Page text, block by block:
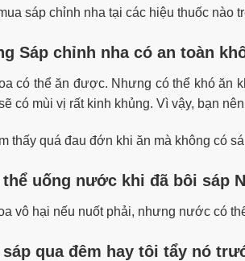
sáp chỉnh nha tại các hiệu thuốc nào
Sáp chỉnh nha có an toàn
có thể ăn được. Nhưng có thể khó ăn
có mùi vị rất kinh khủng. Vì vậy, bạn
thấy quá đau đớn khi ăn mà không có
uống nước khi đã bôi sáp
vô hại nếu nuốt phải, nhưng nước có
sáp qua đêm hay tôi tẩy nó